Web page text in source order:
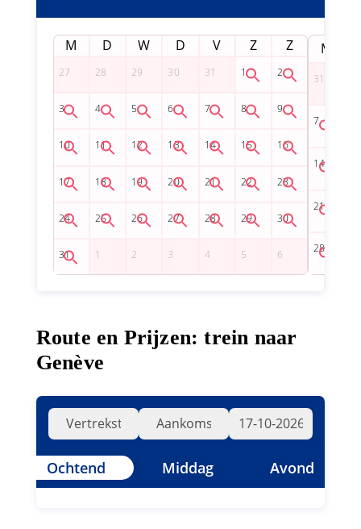
M D W D V Z Z M
Route en Prijzen: trein naar
Genève
Ochtend Middag Avond